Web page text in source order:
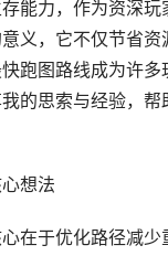
能力，作为资深玩
义，它不仅节省资
跑图路线成为许多
的思索与经验，帮
想法
在于优化路径减少